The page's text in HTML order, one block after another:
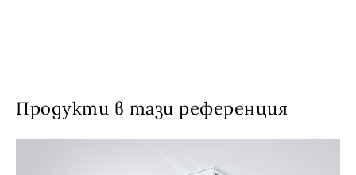
Продукти в тази референция